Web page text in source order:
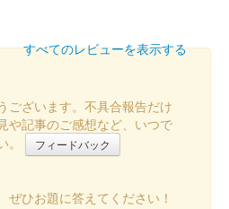
東北きりたん 冬版
東北イタコ 冬版
すべてのレビューを表示する
ございます。不具合報告だけ
や記事のご感想など、いつで
。
フィードバック
ひお題に答えてください！